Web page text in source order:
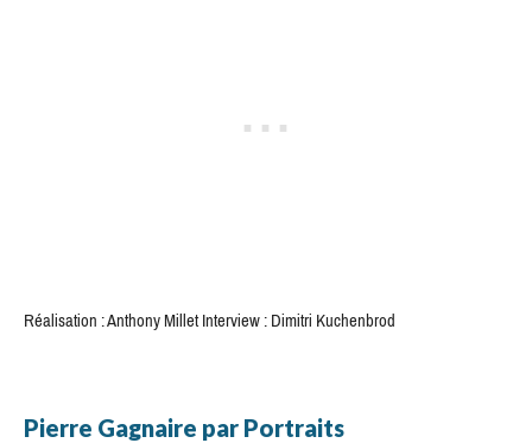
Réalisation : Anthony Millet Interview : Dimitri Kuchenbrod
Pierre Gagnaire par Portraits